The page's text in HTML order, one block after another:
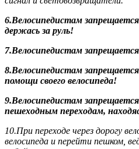
6.Велосипедистам
держась за руль!
7.Велосипедистам
8.Велосипедистам
помощи своего велосипеда!
9.Велосипедистам запрещается
пешеходным переходам,
10.При переходе через дорогу
велосипеда и перейти пешком,